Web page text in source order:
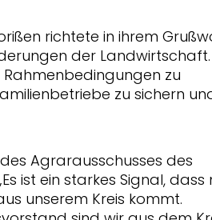
richtete in ihrem
der Landwirtschaft.
zu
zu sichern
Agrarausschusses des
ist ein starkes Signal, dass
unserem Kreis kommt.